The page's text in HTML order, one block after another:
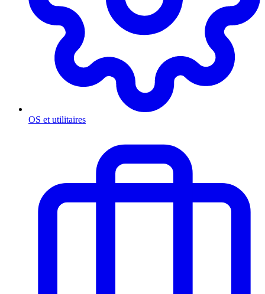
OS et utilitaires